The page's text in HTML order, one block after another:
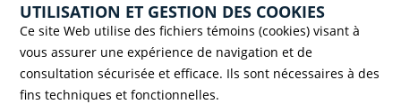
Case postale 786, 56 rue Saint-Henri
Rivière-du-Loup (Québec) G5R 3Z5
Téléphone :
418 862-8257
Télécopieur :418 862-8495
UTILISATION ET GESTION DES COOKIES
Ce site Web utilise des fichiers témoins (cookies) visant à
vous assurer une expérience de navigation et de
consultation sécurisée et efficace. Ils sont nécessaires à des
fins techniques et fonctionnelles.